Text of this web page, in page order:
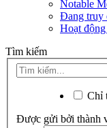
Notable
Đang truy
Hoạt
Tìm kiếm
Chỉ
Được gửi bởi thành